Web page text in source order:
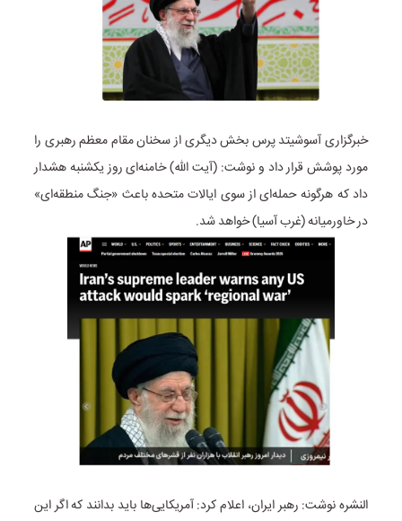
خبرگزاری آسوشیتد پرس بخش دیگری از سخنان مقام معظم رهبری را
مورد پوشش قرار داد و نوشت: (آیت الله) خامنه‌ای روز یکشنبه هشدار
داد که هرگونه حمله‌ای از سوی ایالات متحده باعث «جنگ منطقه‌ای»
در خاورمیانه (غرب آسیا) خواهد شد.
النشره نوشت: رهبر ایران، اعلام کرد: آمریکایی‌ها باید بدانند که اگر این